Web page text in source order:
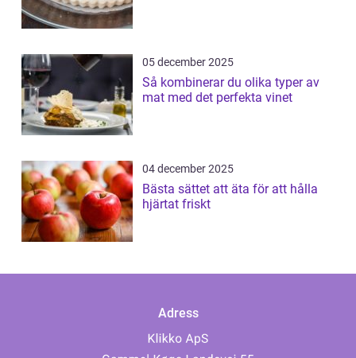
05 december 2025
Så kombinerar du olika typer av
mat med det perfekta vinet
04 december 2025
Bästa sättet att äta för att hålla
hjärtat friskt
Adress